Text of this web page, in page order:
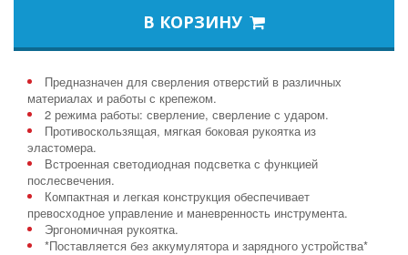
В КОРЗИНУ
Предназначен для сверления отверстий в различных
материалах и работы с крепежом.
2 режима работы: сверление, сверление с ударом.
Противоскользящая, мягкая боковая рукоятка из
эластомера.
Встроенная светодиодная подсветка с функцией
послесвечения.
Компактная и легкая конструкция обеспечивает
превосходное управление и маневренность инструмента.
Эргономичная рукоятка.
*Поставляется без аккумулятора и зарядного устройства*